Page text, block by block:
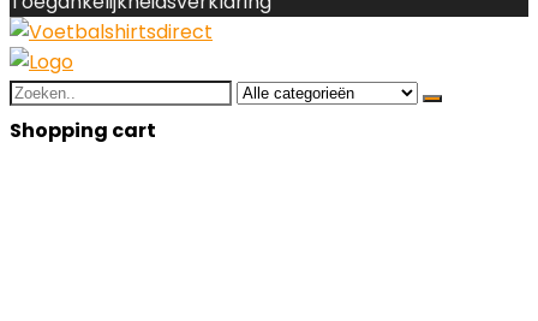
Search
for:
Shopping cart